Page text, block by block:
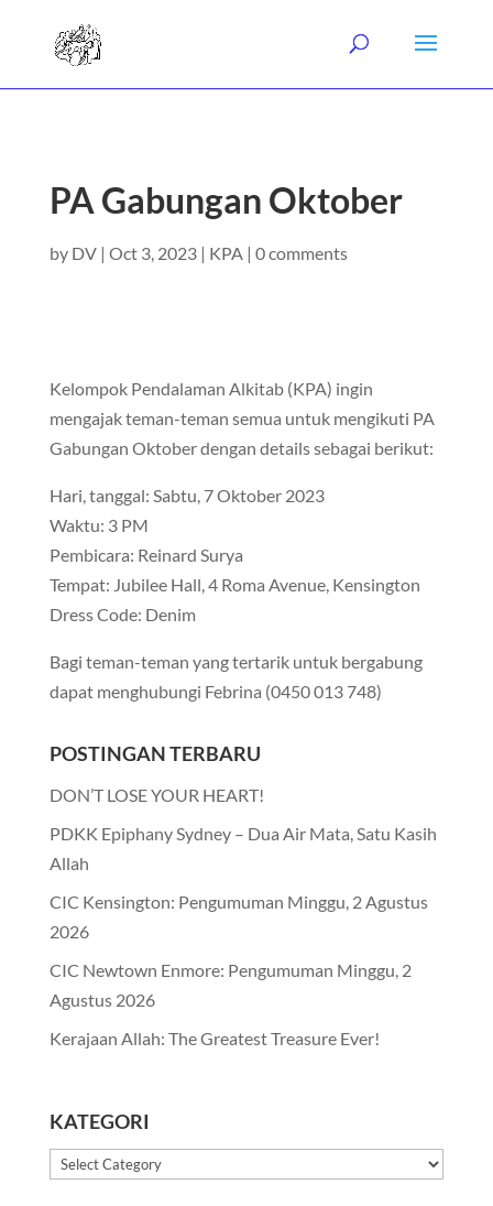
PA Gabungan Oktober
by DV| Oct 3, 2023| KPA| 0 comments
Kelompok Pendalaman Alkitab (KPA) ingin
mengajak teman-teman semua untuk mengikuti PA
Gabungan Oktober dengan details sebagai berikut:
Hari, tanggal: Sabtu, 7 Oktober 2023
Waktu: 3 PM
Pembicara: Reinard Surya
Tempat: Jubilee Hall, 4 Roma Avenue, Kensington
Dress Code: Denim
Bagi teman-teman yang tertarik untuk bergabung
dapat menghubungi Febrina (0450 013 748)
POSTINGAN TERBARU
DON’T LOSE YOUR HEART!
PDKK Epiphany Sydney – Dua Air Mata, Satu Kasih
Allah
CIC Kensington: Pengumuman Minggu, 2 Agustus
2026
CIC Newtown Enmore: Pengumuman Minggu, 2
Agustus 2026
Kerajaan Allah: The Greatest Treasure Ever!
KATEGORI
Kategori